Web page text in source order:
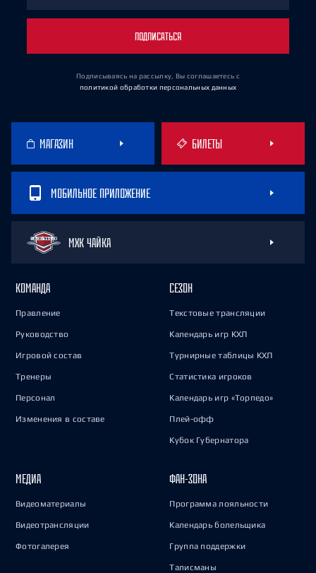
ПОДПИСАТЬСЯ
Подписываясь на рассылку, Вы соглашаетесь с
политикой обработки персональных данных
МАГАЗИН БИЛЕТЫ
МОБИЛЬНОЕ ПРИЛОЖЕНИЕ
МХК ЧАЙКА
КОМАНДА
Правление
Руководство
Игровой состав
Тренеры
Персонал
Изменения в составе
СЕЗОН
Текстовые трансляции
Календарь игр КХЛ
Турнирные таблицы КХЛ
Статистика игроков
Календарь игр «Торпедо»
Плей-офф
Кубок Губернатора
МЕДИА
Видеоматериалы
Видеотрансляции
Фотогалерея
ФАН-ЗОНА
Программа лояльности
Календарь болельщика
Группа поддержки
Талисманы